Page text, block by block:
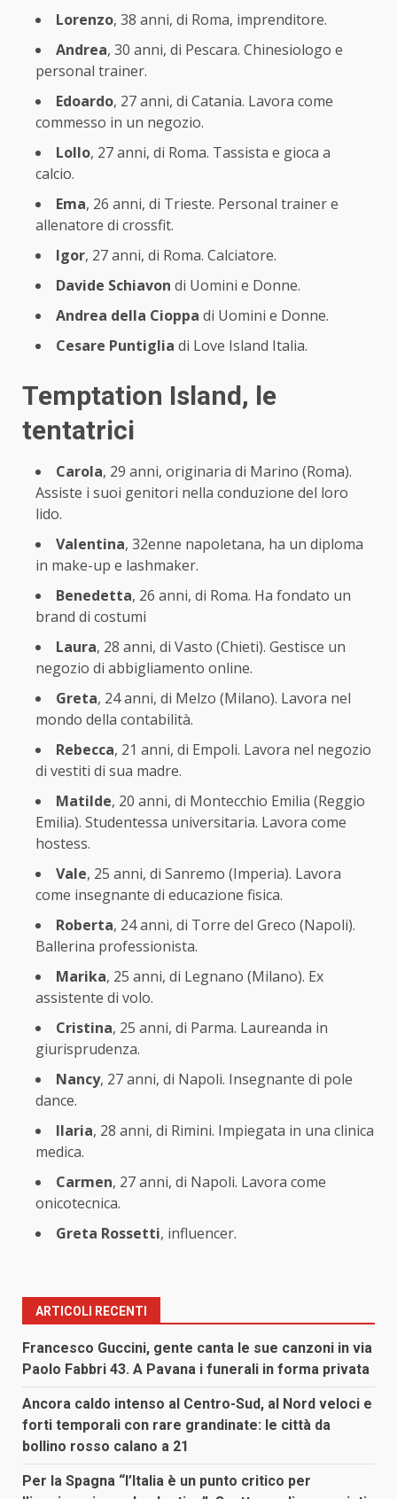
Lorenzo, 38 anni, di Roma, imprenditore.
Andrea, 30 anni, di Pescara. Chinesiologo e
personal trainer.
Edoardo, 27 anni, di Catania. Lavora come
commesso in un negozio.
Lollo, 27 anni, di Roma. Tassista e gioca a
calcio.
Ema, 26 anni, di Trieste. Personal trainer e
allenatore di crossfit.
Igor, 27 anni, di Roma. Calciatore.
Davide Schiavon di Uomini e Donne.
Andrea della Cioppa di Uomini e Donne.
Cesare Puntiglia di Love Island Italia.
Temptation Island, le
tentatrici
Carola, 29 anni, originaria di Marino (Roma).
Assiste i suoi genitori nella conduzione del loro
lido.
Valentina, 32enne napoletana, ha un diploma
in make-up e lashmaker.
Benedetta, 26 anni, di Roma. Ha fondato un
brand di costumi
Laura, 28 anni, di Vasto (Chieti). Gestisce un
negozio di abbigliamento online.
Greta, 24 anni, di Melzo (Milano). Lavora nel
mondo della contabilità.
Rebecca, 21 anni, di Empoli. Lavora nel negozio
di vestiti di sua madre.
Matilde, 20 anni, di Montecchio Emilia (Reggio
Emilia). Studentessa universitaria. Lavora come
hostess.
Vale, 25 anni, di Sanremo (Imperia). Lavora
come insegnante di educazione fisica.
Roberta, 24 anni, di Torre del Greco (Napoli).
Ballerina professionista.
Marika, 25 anni, di Legnano (Milano). Ex
assistente di volo.
Cristina, 25 anni, di Parma. Laureanda in
giurisprudenza.
Nancy, 27 anni, di Napoli. Insegnante di pole
dance.
Ilaria, 28 anni, di Rimini. Impiegata in una clinica
medica.
Carmen, 27 anni, di Napoli. Lavora come
onicotecnica.
Greta Rossetti, influencer.
ARTICOLI RECENTI
Francesco Guccini, gente canta le sue canzoni in via
Paolo Fabbri 43. A Pavana i funerali in forma privata
Ancora caldo intenso al Centro-Sud, al Nord veloci e
forti temporali con rare grandinate: le città da
bollino rosso calano a 21
Per la Spagna “l’Italia è un punto critico per